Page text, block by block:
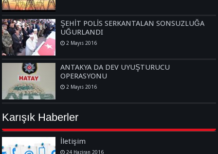
ŞEHİT POLİS SERKANTALAN SONSUZLUĞA
UĞURLANDI
2 Mayıs 2016
ANTAKYA DA DEV UYUŞTURUCU
OPERASYONU
2 Mayıs 2016
Karışık Haberler
İletişim
24 Haziran 2016